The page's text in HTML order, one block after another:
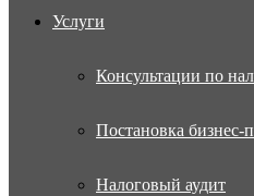
Услуги
Консультации по
Постановка бизнес-
Налоговый аудит